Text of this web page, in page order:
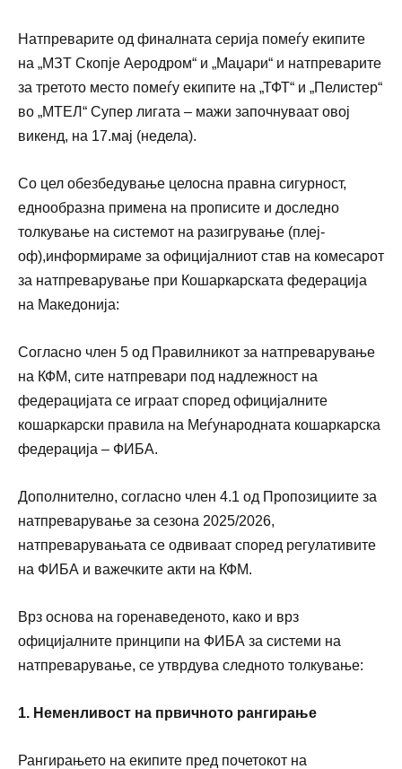
Натпреварите од финалната серија помеѓу екипите
на „МЗТ Скопје Аеродром“ и „Маџари“ и натпреварите
за третото место помеѓу екипите на „ТФТ“ и „Пелистер“
во „МТЕЛ“ Супер лигата – мажи започнуваат овој
викенд, на 17.мај (недела).
Со цел обезбедување целосна правна сигурност,
еднообразна примена на прописите и доследно
толкување на системот на разигрување (плеј-
оф),информираме за официјалниот став на комесарот
за натпреварување при Кошаркарската федерација
на Македонија:
Согласно член 5 од Правилникот за натпреварување
на КФМ, сите натпревари под надлежност на
федерацијата се играат според официјалните
кошаркарски правила на Меѓународната кошаркарска
федерација – ФИБА.
Дополнително, согласно член 4.1 од Пропозициите за
натпреварување за сезона 2025/2026,
натпреварувањата се одвиваат според регулативите
на ФИБА и важечките акти на КФМ.
Врз основа на горенаведеното, како и врз
официјалните принципи на ФИБА за системи на
натпреварување, се утврдува следното толкување:
1. Неменливост на првичното рангирање
Рангирањето на екипите пред почетокот на